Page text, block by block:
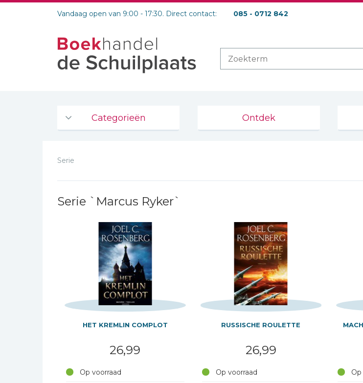
Vandaag open van 9:00 - 17:30. Direct contact: 085 - 0712 842
Categorieën
De Bijbel
Bijbelse Dagboeken 2026
Bijbelse dagboeken
Bijbelstudie groepen
Bibles Foreign
Languages
Bijbelstudie
Geloof, duurzaamheid
en mileu
Benodigdheden voor
kerken
Eten en koken
Ontdek
Serie
Serie `Marcus Ryker`
HET KREMLIN COMPLOT
26,99
Op voorraad
RUSSISCHE ROULETTE
26,99
Op voorraad